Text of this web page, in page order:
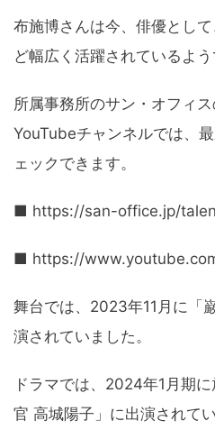
布施博さんは今、俳優とし
ど幅広く活躍されているよう
所属事務所のサン・オフィ
YouTubeチャンネルでは、
ェックできます。
■ https://san-office.jp/
■ https://
舞台では、2023年11月に
演されていました。
ドラマでは、2024年1月期
官 高城陽子」に出演されてい